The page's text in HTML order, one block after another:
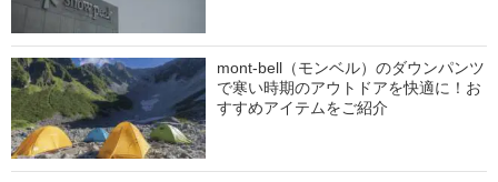
mont-bell（モンベル）のダウンパンツ
で寒い時期のアウトドアを快適に！お
すすめアイテムをご紹介